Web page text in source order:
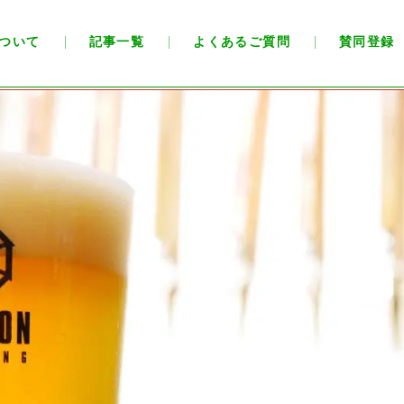
いて 記事一覧 よくあるご質問 賛同登録